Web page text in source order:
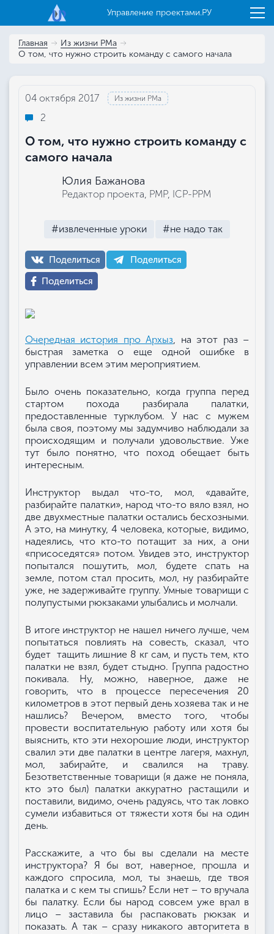
Управление проектами.РУ
Главная
Из жизни РМа
О том, что нужно строить команду с самого начала
04 октября 2017 Из жизни РМа
2
О том, что нужно строить команду с
самого начала
Юлия Бажанова
Редактор проекта, РМР, ICP-PPM
#извлеченные уроки #не надо так
Поделиться
Поделиться
Поделиться
Очередная история про Архыз, на этот раз –
быстрая заметка о еще одной ошибке в
управлении всем этим мероприятием.
Было очень показательно, когда группа перед
стартом похода разбирала палатки,
предоставленные турклубом. У нас с мужем
была своя, поэтому мы задумчиво наблюдали за
происходящим и получали удовольствие. Уже
тут было понятно, что поход обещает быть
интересным.
Инструктор выдал что-то, мол, «давайте,
разбирайте палатки», народ что-то вяло взял, но
две двухместные палатки остались бесхозными.
А это, на минутку, 4 человека, которые, видимо,
надеялись, что кто-то потащит за них, а они
«присоседятся» потом. Увидев это, инструктор
попытался пошутить, мол, будете спать на
земле, потом стал просить, мол, ну разбирайте
уже, не задерживайте группу. Умные товарищи с
полупустыми рюкзаками улыбались и молчали.
В итоге инструктор не нашел ничего лучше, чем
попытаться повлиять на совесть, сказал, что
будет тащить лишние 8 кг сам, и пусть тем, кто
палатки не взял, будет стыдно. Группа радостно
покивала. Ну, можно, наверное, даже не
говорить, что в процессе пересечения 20
километров в этот первый день хозяева так и не
нашлись? Вечером, вместо того, чтобы
провести воспитательную работу или хотя бы
выяснить, кто эти нехорошие люди, инструктор
свалил эти две палатки в центре лагеря, махнул,
мол, забирайте, и свалился на траву.
Безответственные товарищи (я даже не поняла,
кто это был) палатки аккуратно растащили и
поставили, видимо, очень радуясь, что так ловко
сумели избавиться от тяжести хотя бы на один
день.
Расскажите, а что бы вы сделали на месте
инструктора? Я бы вот, наверное, прошла и
каждого спросила, мол, ты знаешь, где твоя
палатка и с кем ты спишь? Если нет – то вручала
бы палатку. Если бы народ совсем уже врал в
лицо – заставила бы распаковать рюкзак и
показать. А так – сразу никакого авторитета в